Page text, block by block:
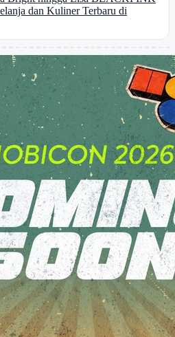
dan Kuliner Terbaru di